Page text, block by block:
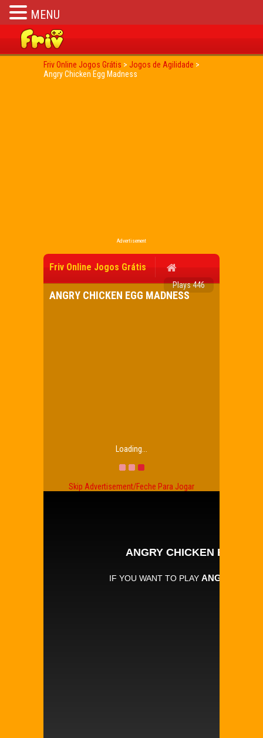
Friv Online Jogos Grátis > Jogos de Agilidade >
Angry Chicken Egg Madness
Advertisement
Friv Online Jogos Grátis
Plays 446
ANGRY CHICKEN EGG MADNESS
Loading...
Skip Advertisement/Feche Para Jogar
MENU